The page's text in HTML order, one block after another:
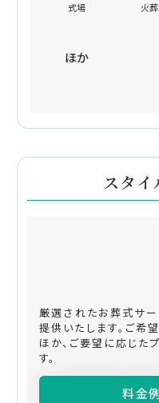
式場 火
ほか
スタイ
厳選されたお葬式サ
提供いたします。ご希
ほか、ご要望に応じた
す。
料金